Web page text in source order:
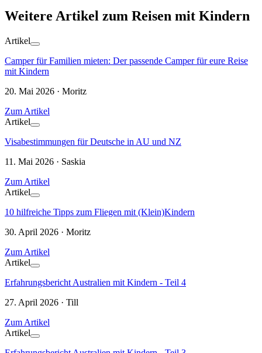
Weitere Artikel zum Reisen mit Kindern
Artikel
Camper für Familien mieten: Der passende Camper für eure Reise
mit Kindern
20. Mai 2026 · Moritz
Zum Artikel
Artikel
Visabestimmungen für Deutsche in AU und NZ
11. Mai 2026 · Saskia
Zum Artikel
Artikel
10 hilfreiche Tipps zum Fliegen mit (Klein)Kindern
30. April 2026 · Moritz
Zum Artikel
Artikel
Erfahrungsbericht Australien mit Kindern - Teil 4
27. April 2026 · Till
Zum Artikel
Artikel